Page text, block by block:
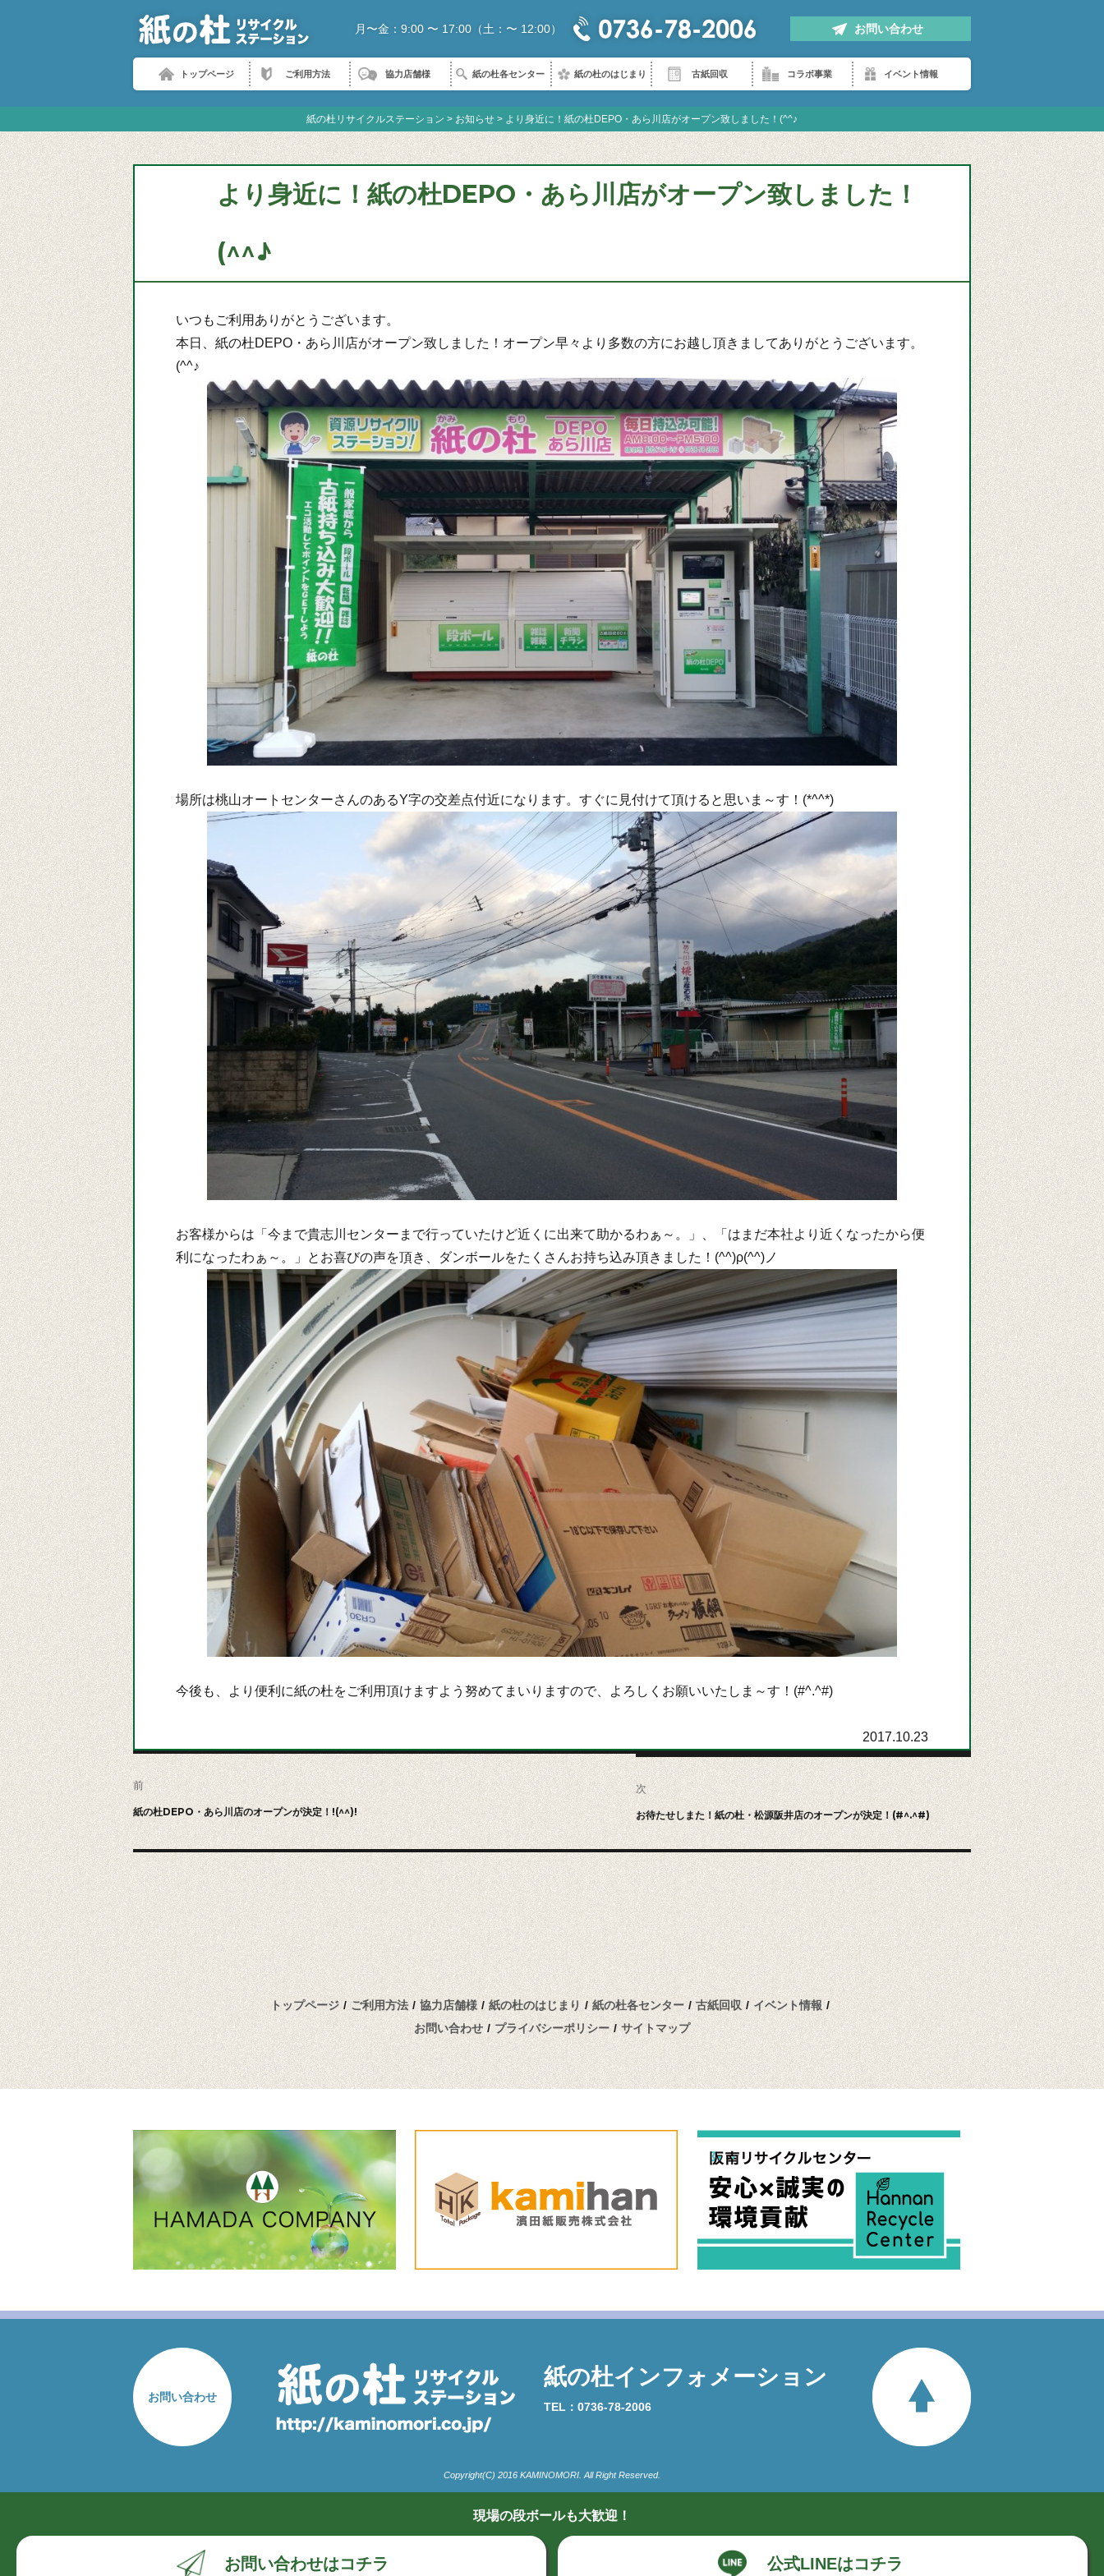
月〜金：9:00 〜 17:00（土：〜 12:00） お問い合わせ
トップページ ご利用方法 協力店舗様 紙の杜各センター 紙の杜のはじまり 古紙回収 コラボ事業 イベント情報
紙の杜リサイクルステーション > お知らせ > より身近に！紙の杜DEPO・あら川店がオープン致しました！(^^♪
より身近に！紙の杜DEPO・あら川店がオープン致しました！
(^^♪
いつもご利用ありがとうございます。
本日、紙の杜DEPO・あら川店がオープン致しました！オープン早々より多数の方にお越し頂きましてありがとうございます。
(^^♪
場所は桃山オートセンターさんのあるY字の交差点付近になります。すぐに見付けて頂けると思いま～す！(*^^*)
お客様からは「今まで貴志川センターまで行っていたけど近くに出来て助かるわぁ～。」、「はまだ本社より近くなったから便
利になったわぁ～。」とお喜びの声を頂き、ダンボールをたくさんお持ち込み頂きました！(^^)ρ(^^)ノ
今後も、より便利に紙の杜をご利用頂けますよう努めてまいりますので、よろしくお願いいたしま～す！(#^.^#)
2017.10.23
投
稿
ナ
ビ
ゲ
ー
シ
ョ
ン
前
前
の
投
稿:
紙の杜DEPO・あら川店のオープンが決定！!(^^)!
次
次
の
投
稿:
お待たせしまた！紙の杜・松源阪井店のオープンが決定！(#^.^#)
トップページ / ご利用方法 / 協力店舗様 / 紙の杜のはじまり / 紙の杜各センター / 古紙回収 / イベント情報 /
お問い合わせ / プライバシーポリシー / サイトマップ
お問い合わせ
紙の杜インフォメーション
TEL：0736-78-2006
Copyright(C) 2016 KAMINOMORI. All Right Reserved.
現場の段ボールも大歓迎！
お問い合わせはコチラ 公式LINEはコチラ